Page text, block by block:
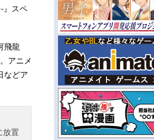
』スペ
飛龍
アニメ
などア
放置